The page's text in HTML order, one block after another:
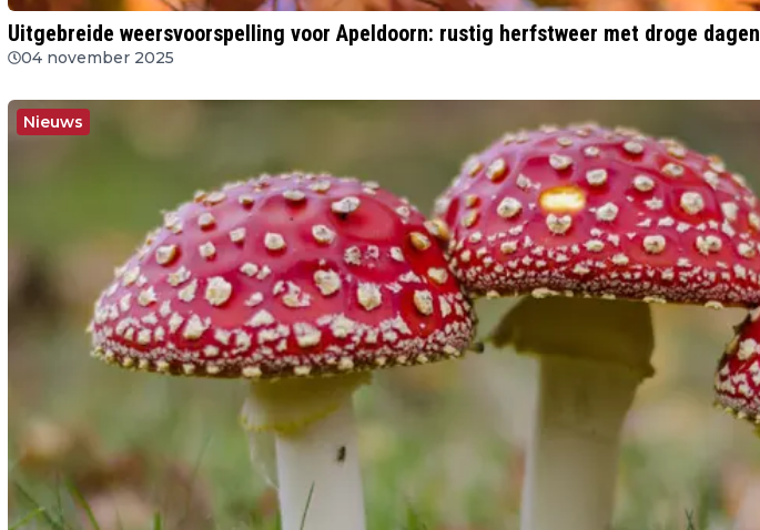
Uitgebreide weersvoorspelling voor Apeldoorn: rustig herfstweer met droge dagen
04 november 2025
Nieuws